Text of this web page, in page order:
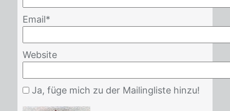
Email*
Website
Ja, füge mich zu der Mailingliste hinzu!